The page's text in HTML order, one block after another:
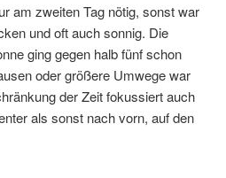
am zweiten Tag nötig, sonst war
und oft auch sonnig. Die
ging gegen halb fünf schon
oder größere Umwege war
der Zeit fokussiert auch
als sonst nach vorn, auf den